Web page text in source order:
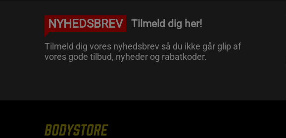
NYHEDSBREV Tilmeld dig her!
Tilmeld dig vores nyhedsbrev så du ikke går glip af
vores gode tilbud, nyheder og rabatkoder.